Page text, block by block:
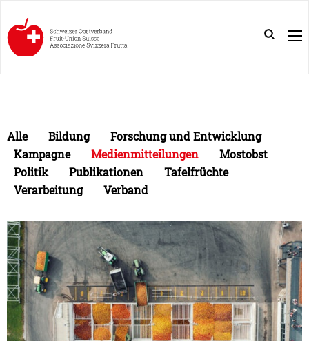
Alle Bildung
Forschung und Entwicklung
Kampagne
Medienmitteilungen
Mostobst
Politik
Publikationen
Tafelfrüchte
Verarbeitung
Verband